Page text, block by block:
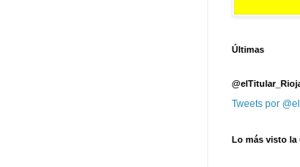
Últimas
Tweets por
Lo más visto la